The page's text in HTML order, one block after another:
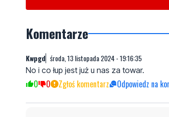
Komentarze
Kwpgd środa, 13 listopada 2024 - 19:16:35
No i co łup jest już u nas za towar.
0 0 Zgłoś komentarz Odpowiedz na